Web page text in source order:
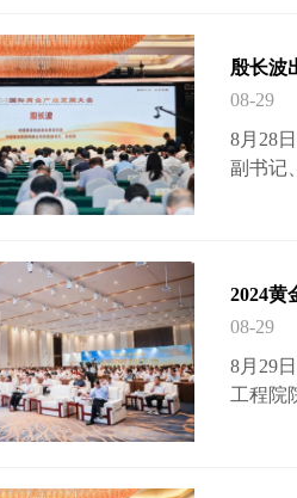
殷长波
08-29
8月28
副书记
行业
的地
2024黄
08-29
8月29
工程院